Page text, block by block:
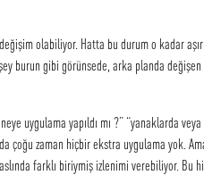
olabiliyor. Hatta bu durum o kadar aşırı
gibi görünsede, arka planda değişen
yapıldı mı ?” “yanaklarda
çoğu zaman hiçbir ekstra uygulama yok.
farklı biriymiş izlenimi verebiliyor. Bu